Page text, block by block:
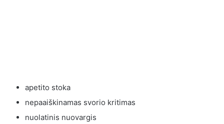
apetito stoka
nepaaiškinamas svorio kritimas
nuolatinis nuovargis